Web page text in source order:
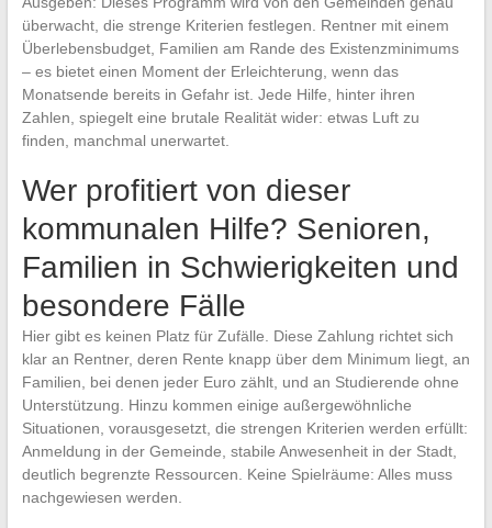
überwacht, die strenge Kriterien festlegen. Rentner mit einem
Überlebensbudget, Familien am Rande des Existenzminimums
– es bietet einen Moment der Erleichterung, wenn das
Monatsende bereits in Gefahr ist. Jede Hilfe, hinter ihren
Zahlen, spiegelt eine brutale Realität wider: etwas Luft zu
finden, manchmal unerwartet.
Wer profitiert von dieser
kommunalen Hilfe? Senioren,
Familien in Schwierigkeiten und
besondere Fälle
Hier gibt es keinen Platz für Zufälle. Diese Zahlung richtet sich
klar an Rentner, deren Rente knapp über dem Minimum liegt, an
Familien, bei denen jeder Euro zählt, und an Studierende ohne
Unterstützung. Hinzu kommen einige außergewöhnliche
Situationen, vorausgesetzt, die strengen Kriterien werden erfüllt:
Anmeldung in der Gemeinde, stabile Anwesenheit in der Stadt,
deutlich begrenzte Ressourcen. Keine Spielräume: Alles muss
nachgewiesen werden.